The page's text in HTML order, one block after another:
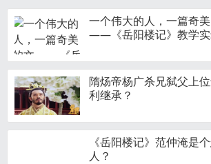
一个伟大的人，一篇奇
——《岳阳楼记》教学
隋炀帝杨广杀兄弑父上
利继承？
《岳阳楼记》范仲淹是
人？